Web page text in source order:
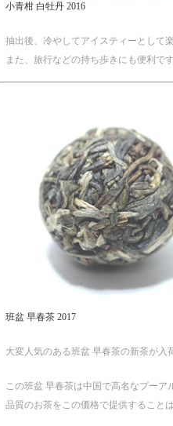
小青柑 白牡丹 2016
抽出後、冷やしてアイスティーとして
また、旅行などの持ち歩きにも便利で
班盆 早春茶 2017
大変人気のある班盆 早春茶の新茶が入
この班盆 早春茶は中国で高名なプー
品質のお茶をこの価格で提供すること